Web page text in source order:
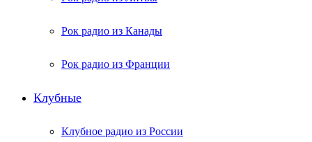
Рок радио из Канады
Рок радио из Франции
Клубные
Клубное радио из России